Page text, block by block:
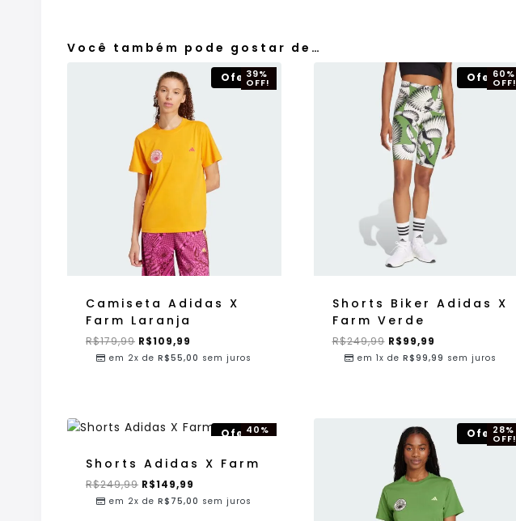
Você também pode gostar de…
Oferta!
39%
OFF!
Camiseta Adidas X
Farm Laranja
R$179,99 R$109,99
em 2x deR$55,00 sem juros
Oferta!
60%
OFF!
Shorts Biker Adidas X
Farm Verde
R$249,99 R$99,99
em 1x de R$99,99 sem juros
Oferta!
40%
OFF!
Shorts Adidas X Farm
R$249,99 R$149,99
em 2x deR$ 75,00 sem juros
Oferta!
28%
OFF!